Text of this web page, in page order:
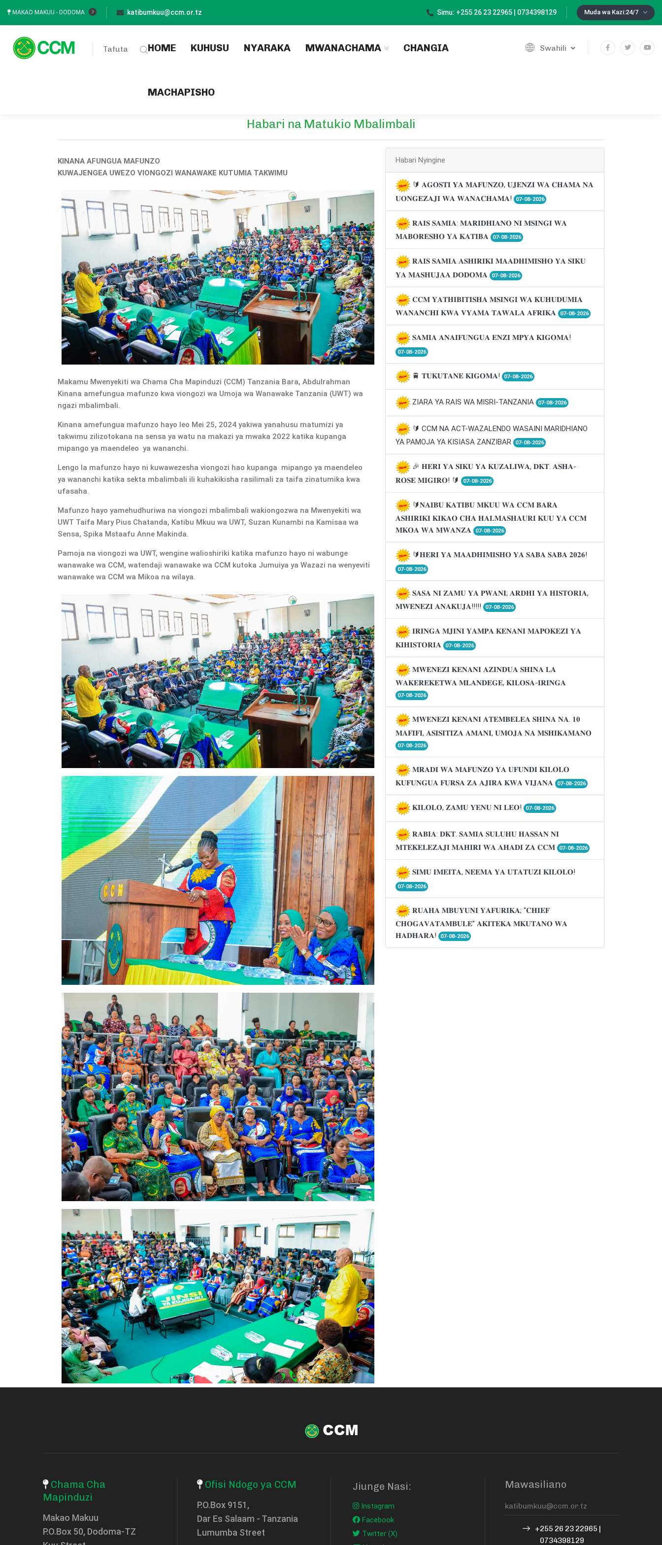
MAKAO MAKUU - DODOMA katibumkuu@ccm.or.tz Simu: +255 26 23 22965 | 0734398129 Muda wa Kazi:24/7
Tafuta HOME(current)
KUHUSU NYARAKA MWANACHAMA CHANGIA
MACHAPISHO
Swahili
Habari na Matukio Mbalimbali
KINANA AFUNGUA MAFUNZO
KUWAJENGEA UWEZO VIONGOZI WANAWAKE KUTUMIA TAKWIMU
Makamu Mwenyekiti wa Chama Cha Mapinduzi (CCM) Tanzania Bara, Abdulrahman
Kinana amefungua mafunzo kwa viongozi wa Umoja wa Wanawake Tanzania (UWT) wa
ngazi mbalimbali.
Kinana amefungua mafunzo hayo leo Mei 25, 2024 yakiwa yanahusu matumizi ya
takwimu zilizotokana na sensa ya watu na makazi ya mwaka 2022 katika kupanga
mipango ya maendeleo ya wananchi.
Lengo la mafunzo hayo ni kuwawezesha viongozi hao kupanga mipango ya maendeleo
ya wananchi katika sekta mbalimbali ili kuhakikisha rasilimali za taifa zinatumika kwa
ufasaha.
Mafunzo hayo yamehudhuriwa na viongozi mbalimbali wakiongozwa na Mwenyekiti wa
UWT Taifa Mary Pius Chatanda, Katibu Mkuu wa UWT, Suzan Kunambi na Kamisaa wa
Sensa, Spika Mstaafu Anne Makinda.
Pamoja na viongozi wa UWT, wengine walioshiriki katika mafunzo hayo ni wabunge
wanawake wa CCM, watendaji wanawake wa CCM kutoka Jumuiya ya Wazazi na wenyeviti
wanawake wa CCM wa Mikoa na wilaya.
Habari Nyingine
🔰 𝐀𝐆𝐎𝐒𝐓𝐈 𝐘𝐀 𝐌𝐀𝐅𝐔𝐍𝐙𝐎, 𝐔𝐉𝐄𝐍𝐙𝐈 𝐖𝐀 𝐂𝐇𝐀𝐌𝐀 𝐍𝐀
𝐔𝐎𝐍𝐆𝐄𝐙𝐀𝐉𝐈 𝐖𝐀 𝐖𝐀𝐍𝐀𝐂𝐇𝐀𝐌𝐀!
07-08-2026
𝐑𝐀𝐈𝐒 𝐒𝐀𝐌𝐈𝐀: 𝐌𝐀𝐑𝐈𝐃𝐇𝐈𝐀𝐍𝐎 𝐍𝐈 𝐌𝐒𝐈𝐍𝐆𝐈 𝐖𝐀
𝐌𝐀𝐁𝐎𝐑𝐄𝐒𝐇𝐎 𝐘𝐀 𝐊𝐀𝐓𝐈𝐁𝐀
07-08-2026
𝐑𝐀𝐈𝐒 𝐒𝐀𝐌𝐈𝐀 𝐀𝐒𝐇𝐈𝐑𝐈𝐊𝐈 𝐌𝐀𝐀𝐃𝐇𝐈𝐌𝐈𝐒𝐇𝐎 𝐘𝐀 𝐒𝐈𝐊𝐔
𝐘𝐀 𝐌𝐀𝐒𝐇𝐔𝐉𝐀𝐀 𝐃𝐎𝐃𝐎𝐌𝐀
07-08-2026
𝐂𝐂𝐌 𝐘𝐀𝐓𝐇𝐈𝐁𝐈𝐓𝐈𝐒𝐇𝐀 𝐌𝐒𝐈𝐍𝐆𝐈 𝐖𝐀 𝐊𝐔𝐇𝐔𝐃𝐔𝐌𝐈𝐀
𝐖𝐀𝐍𝐀𝐍𝐂𝐇𝐈 𝐊𝐖𝐀 𝐕𝐘𝐀𝐌𝐀 𝐓𝐀𝐖𝐀𝐋𝐀 𝐀𝐅𝐑𝐈𝐊𝐀
07-08-2026
𝐒𝐀𝐌𝐈𝐀 𝐀𝐍𝐀𝐈𝐅𝐔𝐍𝐆𝐔𝐀 𝐄𝐍𝐙𝐈 𝐌𝐏𝐘𝐀 𝐊𝐈𝐆𝐎𝐌𝐀!
07-08-2026
🚆 𝐓𝐔𝐊𝐔𝐓𝐀𝐍𝐄 𝐊𝐈𝐆𝐎𝐌𝐀! 07-08-2026
ZIARA YA RAIS WA MISRI-TANZANIA 07-08-2026
🔰 CCM NA ACT-WAZALENDO WASAINI MARIDHIANO
YA PAMOJA YA KISIASA ZANZIBAR
07-08-2026
🎉 𝐇𝐄𝐑𝐈 𝐘𝐀 𝐒𝐈𝐊𝐔 𝐘𝐀 𝐊𝐔𝐙𝐀𝐋𝐈𝐖𝐀, 𝐃𝐊𝐓. 𝐀𝐒𝐇𝐀-
𝐑𝐎𝐒𝐄 𝐌𝐈𝐆𝐈𝐑𝐎! 🔰
07-08-2026
🔰𝐍𝐀𝐈𝐁𝐔 𝐊𝐀𝐓𝐈𝐁𝐔 𝐌𝐊𝐔𝐔 𝐖𝐀 𝐂𝐂𝐌 𝐁𝐀𝐑𝐀
𝐀𝐒𝐇𝐈𝐑𝐈𝐊𝐈 𝐊𝐈𝐊𝐀𝐎 𝐂𝐇𝐀 𝐇𝐀𝐋𝐌𝐀𝐒𝐇𝐀𝐔𝐑𝐈 𝐊𝐔𝐔 𝐘𝐀 𝐂𝐂𝐌
𝐌𝐊𝐎𝐀 𝐖𝐀 𝐌𝐖𝐀𝐍𝐙𝐀
07-08-2026
🔰𝐇𝐄𝐑𝐈 𝐘𝐀 𝐌𝐀𝐀𝐃𝐇𝐈𝐌𝐈𝐒𝐇𝐎 𝐘𝐀 𝐒𝐀𝐁𝐀 𝐒𝐀𝐁𝐀 𝟐𝟎𝟐𝟔!
07-08-2026
𝐒𝐀𝐒𝐀 𝐍𝐈 𝐙𝐀𝐌𝐔 𝐘𝐀 𝐏𝐖𝐀𝐍𝐈; 𝐀𝐑𝐃𝐇𝐈 𝐘𝐀 𝐇𝐈𝐒𝐓𝐎𝐑𝐈𝐀,
𝐌𝐖𝐄𝐍𝐄𝐙𝐈 𝐀𝐍𝐀𝐊𝐔𝐉𝐀!!!!!
07-08-2026
𝐈𝐑𝐈𝐍𝐆𝐀 𝐌𝐉𝐈𝐍𝐈 𝐘𝐀𝐌𝐏𝐀 𝐊𝐄𝐍𝐀𝐍𝐈 𝐌𝐀𝐏𝐎𝐊𝐄𝐙𝐈 𝐘𝐀
𝐊𝐈𝐇𝐈𝐒𝐓𝐎𝐑𝐈𝐀
07-08-2026
𝐌𝐖𝐄𝐍𝐄𝐙𝐈 𝐊𝐄𝐍𝐀𝐍𝐈 𝐀𝐙𝐈𝐍𝐃𝐔𝐀 𝐒𝐇𝐈𝐍𝐀 𝐋𝐀
𝐖𝐀𝐊𝐄𝐑𝐄𝐊𝐄𝐓𝐖𝐀 𝐌𝐋𝐀𝐍𝐃𝐄𝐆𝐄, 𝐊𝐈𝐋𝐎𝐒𝐀-𝐈𝐑𝐈𝐍𝐆𝐀
07-08-2026
𝐌𝐖𝐄𝐍𝐄𝐙𝐈 𝐊𝐄𝐍𝐀𝐍𝐈 𝐀𝐓𝐄𝐌𝐁𝐄𝐋𝐄𝐀 𝐒𝐇𝐈𝐍𝐀 𝐍𝐀. 𝟏𝟎
𝐌𝐀𝐅𝐈𝐅𝐈, 𝐀𝐒𝐈𝐒𝐈𝐓𝐈𝐙𝐀 𝐀𝐌𝐀𝐍𝐈, 𝐔𝐌𝐎𝐉𝐀 𝐍𝐀 𝐌𝐒𝐇𝐈𝐊𝐀𝐌𝐀𝐍𝐎
07-08-2026
𝐌𝐑𝐀𝐃𝐈 𝐖𝐀 𝐌𝐀𝐅𝐔𝐍𝐙𝐎 𝐘𝐀 𝐔𝐅𝐔𝐍𝐃𝐈 𝐊𝐈𝐋𝐎𝐋𝐎
𝐊𝐔𝐅𝐔𝐍𝐆𝐔𝐀 𝐅𝐔𝐑𝐒𝐀 𝐙𝐀 𝐀𝐉𝐈𝐑𝐀 𝐊𝐖𝐀 𝐕𝐈𝐉𝐀𝐍𝐀
07-08-2026
𝐊𝐈𝐋𝐎𝐋𝐎, 𝐙𝐀𝐌𝐔 𝐘𝐄𝐍𝐔 𝐍𝐈 𝐋𝐄𝐎! 07-08-2026
𝐑𝐀𝐁𝐈𝐀: 𝐃𝐊𝐓. 𝐒𝐀𝐌𝐈𝐀 𝐒𝐔𝐋𝐔𝐇𝐔 𝐇𝐀𝐒𝐒𝐀𝐍 𝐍𝐈
𝐌𝐓𝐄𝐊𝐄𝐋𝐄𝐙𝐀𝐉𝐈 𝐌𝐀𝐇𝐈𝐑𝐈 𝐖𝐀 𝐀𝐇𝐀𝐃𝐈 𝐙𝐀 𝐂𝐂𝐌
07-08-2026
𝐒𝐈𝐌𝐔 𝐈𝐌𝐄𝐈𝐓𝐀, 𝐍𝐄𝐄𝐌𝐀 𝐘𝐀 𝐔𝐓𝐀𝐓𝐔𝐙𝐈 𝐊𝐈𝐋𝐎𝐋𝐎!
07-08-2026
𝐑𝐔𝐀𝐇𝐀 𝐌𝐁𝐔𝐘𝐔𝐍𝐈 𝐘𝐀𝐅𝐔𝐑𝐈𝐊𝐀; “𝐂𝐇𝐈𝐄𝐅
𝐂𝐇𝐎𝐆𝐀𝐕𝐀𝐓𝐀𝐌𝐁𝐔𝐋𝐄” 𝐀𝐊𝐈𝐓𝐄𝐊𝐀 𝐌𝐊𝐔𝐓𝐀𝐍𝐎 𝐖𝐀
𝐇𝐀𝐃𝐇𝐀𝐑𝐀!
07-08-2026
Chama Cha
Mapinduzi
Makao Makuu
P.O.Box 50, Dodoma-TZ
Ofisi Ndogo ya CCM
P.O.Box 9151,
Dar Es Salaam - Tanzania
Lumumba Street
Jiunge Nasi:
Instagram
Facebook
Twitter (X)
Mawasiliano
0734398129